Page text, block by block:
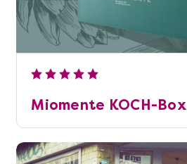
Miomente KOCH-Box